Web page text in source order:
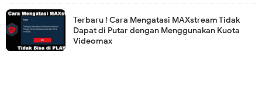
Terbaru ! Cara Mengatasi MAXstream Tidak
Dapat di Putar dengan Menggunakan Kuota
Videomax